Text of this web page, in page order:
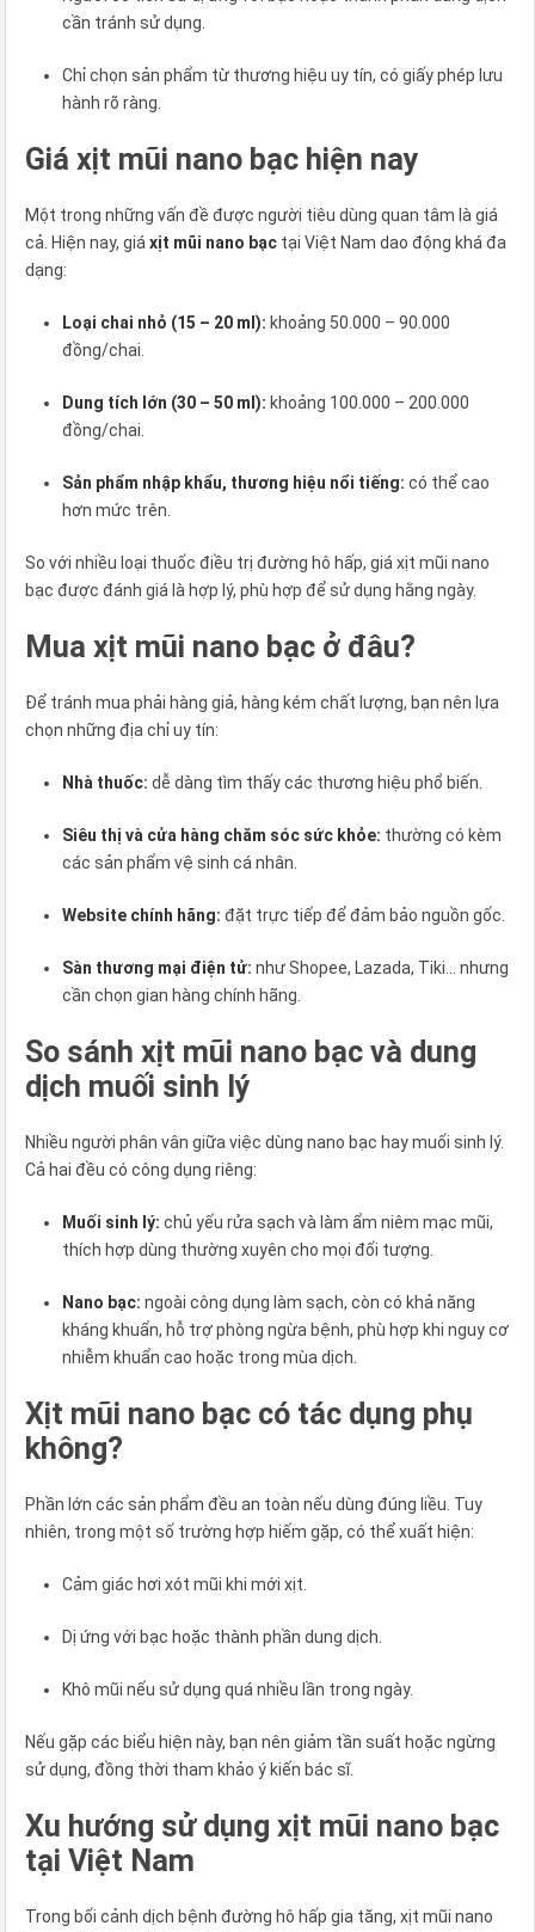
cần tránh sử dụng.
Chỉ chọn sản phẩm từ thương hiệu uy tín, có giấy phép lưu
hành rõ ràng.
Giá xịt mũi nano bạc hiện nay
Một trong những vấn đề được người tiêu dùng quan tâm là giá
cả. Hiện nay, giá xịt mũi nano bạc tại Việt Nam dao động khá đa
dạng:
Loại chai nhỏ (15 – 20 ml): khoảng 50.000 – 90.000
đồng/chai.
Dung tích lớn (30 – 50 ml): khoảng 100.000 – 200.000
đồng/chai.
Sản phẩm nhập khẩu, thương hiệu nổi tiếng: có thể cao
hơn mức trên.
So với nhiều loại thuốc điều trị đường hô hấp, giá xịt mũi nano
bạc được đánh giá là hợp lý, phù hợp để sử dụng hằng ngày.
Mua xịt mũi nano bạc ở đâu?
Để tránh mua phải hàng giả, hàng kém chất lượng, bạn nên lựa
chọn những địa chỉ uy tín:
Nhà thuốc: dễ dàng tìm thấy các thương hiệu phổ biến.
Siêu thị và cửa hàng chăm sóc sức khỏe: thường có kèm
các sản phẩm vệ sinh cá nhân.
Website chính hãng: đặt trực tiếp để đảm bảo nguồn gốc.
Sàn thương mại điện tử: như Shopee, Lazada, Tiki… nhưng
cần chọn gian hàng chính hãng.
So sánh xịt mũi nano bạc và dung
dịch muối sinh lý
Nhiều người phân vân giữa việc dùng nano bạc hay muối sinh lý.
Cả hai đều có công dụng riêng:
Muối sinh lý: chủ yếu rửa sạch và làm ẩm niêm mạc mũi,
thích hợp dùng thường xuyên cho mọi đối tượng.
Nano bạc: ngoài công dụng làm sạch, còn có khả năng
kháng khuẩn, hỗ trợ phòng ngừa bệnh, phù hợp khi nguy cơ
nhiễm khuẩn cao hoặc trong mùa dịch.
Xịt mũi nano bạc có tác dụng phụ
không?
Phần lớn các sản phẩm đều an toàn nếu dùng đúng liều. Tuy
nhiên, trong một số trường hợp hiếm gặp, có thể xuất hiện:
Cảm giác hơi xót mũi khi mới xịt.
Dị ứng với bạc hoặc thành phần dung dịch.
Khô mũi nếu sử dụng quá nhiều lần trong ngày.
Nếu gặp các biểu hiện này, bạn nên giảm tần suất hoặc ngừng
sử dụng, đồng thời tham khảo ý kiến bác sĩ.
Xu hướng sử dụng xịt mũi nano bạc
tại Việt Nam
Trong bối cảnh dịch bệnh đường hô hấp gia tăng, xịt mũi nano